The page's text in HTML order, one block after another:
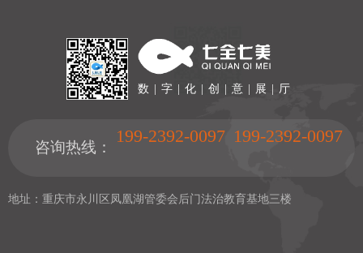
数 | 字 | 化 | 创 | 意 | 展 | 厅
咨询热线：
199-2392-0097 199-2392-0097
地址：重庆市永川区凤凰湖管委会后门法治教育基地三楼